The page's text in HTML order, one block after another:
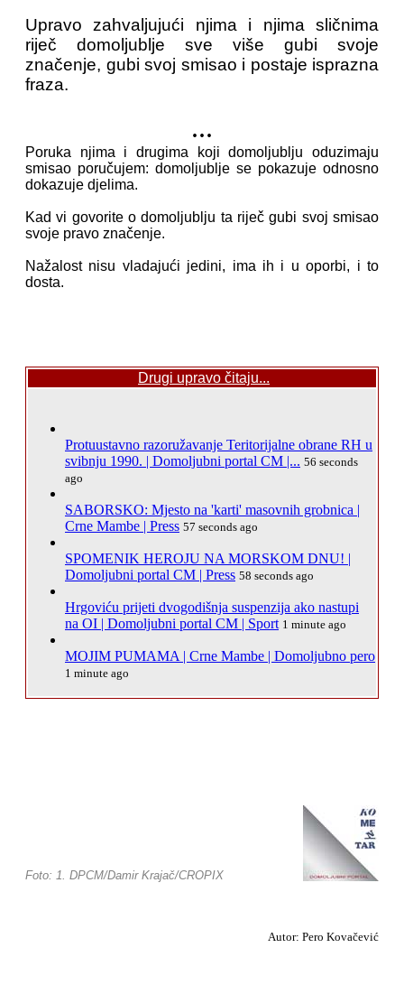
Upravo zahvaljujući njima i njima sličnima
riječ domoljublje sve više gubi svoje
značenje, gubi svoj smisao i postaje isprazna
fraza.
...
Poruka njima i drugima koji domoljublju oduzimaju
smisao poručujem: domoljublje se pokazuje odnosno
dokazuje djelima.
Kad vi govorite o domoljublju ta riječ gubi svoj smisao
svoje pravo značenje.
Nažalost nisu vladajući jedini, ima ih i u oporbi, i to
dosta.
Drugi upravo čitaju...
Protuustavno razoružavanje Teritorijalne obrane RH u
svibnju 1990. | Domoljubni portal CM |... 56 seconds
ago
SABORSKO: Mjesto na 'karti' masovnih grobnica |
Crne Mambe | Press 57 seconds ago
SPOMENIK HEROJU NA MORSKOM DNU! |
Domoljubni portal CM | Press 58 seconds ago
Hrgoviću prijeti dvogodišnja suspenzija ako nastupi
na OI | Domoljubni portal CM | Sport 1 minute ago
MOJIM PUMAMA | Crne Mambe | Domoljubno pero
1 minute ago
Foto: 1. DPCM/Damir Krajač/CROPIX
Autor: Pero Kovačević